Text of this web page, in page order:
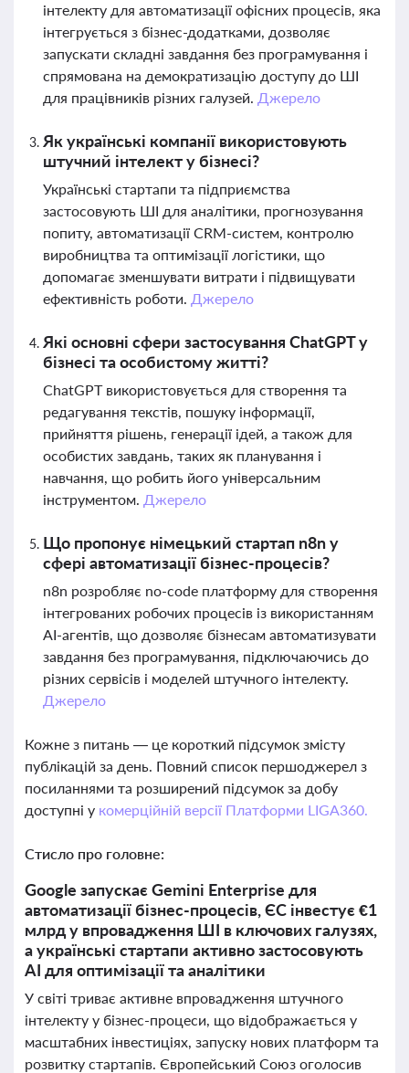
інтелекту для автоматизації офісних процесів, яка
інтегрується з бізнес-додатками, дозволяє
запускати складні завдання без програмування і
спрямована на демократизацію доступу до ШІ
для працівників різних галузей. Джерело
Як українські компанії використовують
штучний інтелект у бізнесі?
Українські стартапи та підприємства
застосовують ШІ для аналітики, прогнозування
попиту, автоматизації CRM-систем, контролю
виробництва та оптимізації логістики, що
допомагає зменшувати витрати і підвищувати
ефективність роботи. Джерело
Які основні сфери застосування ChatGPT у
бізнесі та особистому житті?
ChatGPT використовується для створення та
редагування текстів, пошуку інформації,
прийняття рішень, генерації ідей, а також для
особистих завдань, таких як планування і
навчання, що робить його універсальним
інструментом. Джерело
Що пропонує німецький стартап n8n у
сфері автоматизації бізнес-процесів?
n8n розробляє no-code платформу для створення
інтегрованих робочих процесів із використанням
AI-агентів, що дозволяє бізнесам автоматизувати
завдання без програмування, підключаючись до
різних сервісів і моделей штучного інтелекту.
Джерело
Кожне з питань — це короткий підсумок змісту
публікацій за день. Повний список першоджерел з
посиланнями та розширений підсумок за добу
доступні у комерційній версії Платформи LIGA360.
Стисло про головне:
Google запускає Gemini Enterprise для
автоматизації бізнес-процесів, ЄС інвестує €1
млрд у впровадження ШІ в ключових галузях,
а українські стартапи активно застосовують
AI для оптимізації та аналітики
У світі триває активне впровадження штучного
інтелекту у бізнес-процеси, що відображається у
масштабних інвестиціях, запуску нових платформ та
розвитку стартапів. Європейський Союз оголосив